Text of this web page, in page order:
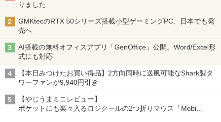
りました
GMKtecのRTX 50シリーズ搭載小型ゲーミングPC、日本でも発
売へ
AI搭載の無料オフィスアプリ「GenOffice」公開。Word/Excel形
式にも対応
【本日みつけたお買い得品】2方向同時に送風可能なShark製タ
ワーファンが9,940円引き
【やじうまミニレビュー】
ポケットにも楽々入るロジクールの2つ折りマウス「Mobi